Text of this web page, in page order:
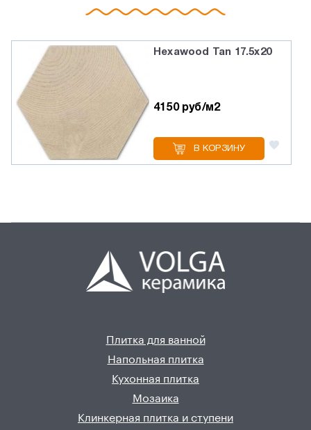
Hexawood Tan 17.5x20
4150 руб/м2
В КОРЗИНУ
Плитка для ванной
Напольная плитка
Кухонная плитка
Мозаика
Клинкерная плитка и ступени